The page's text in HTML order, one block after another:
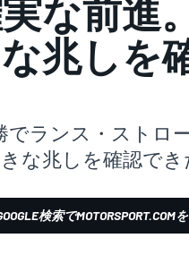
な前進
兆しを
でランス・ストロ
な兆しを確認でき
検索で